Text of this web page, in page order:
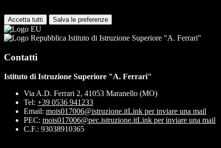
Accetta tutti Salva le preferenze
Istituto di Istruzione Superiore "A. Ferrari"
Contatti
Istituto di Istruzione Superiore "A. Ferrari"
Via A.D. Ferrari 2, 41053 Maranello (MO)
Tel: +39 0536 941233
Email: mois017006@istruzione.itLink per inviare una mail
PEC: mois017006@pec.istruzione.itLink per inviare una mail
C.F.: 93038910365